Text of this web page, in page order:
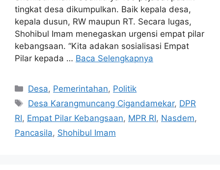
tingkat desa dikumpulkan. Baik kepala desa,
kepala dusun, RW maupun RT. Secara lugas,
Shohibul Imam menegaskan urgensi empat pilar
kebangsaan. “Kita adakan sosialisasi Empat
Pilar kepada … Baca Selengkapnya
Kategori
Desa, Pemerintahan, Politik
Tag
Desa Karangmuncang Cigandamekar, DPR
RI, Empat Pilar Kebangsaan, MPR RI, Nasdem,
Pancasila, Shohibul Imam